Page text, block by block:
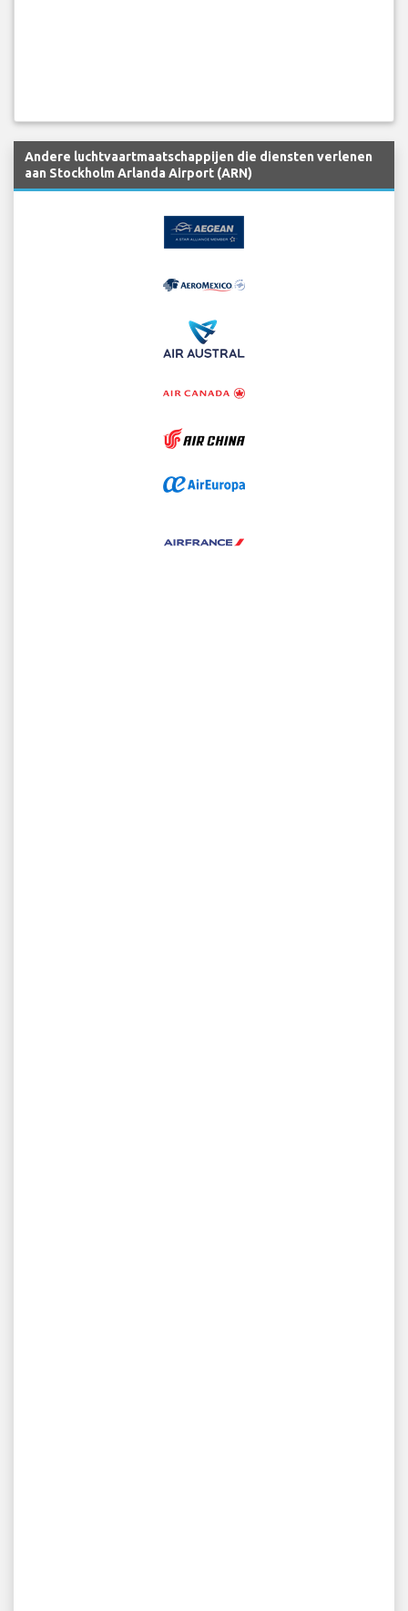
Andere luchtvaartmaatschappijen die diensten verlenen
aan Stockholm Arlanda Airport (ARN)